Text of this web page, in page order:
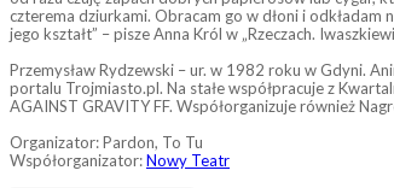
czterema dziurkami. Obracam go w dłoni i odkładam
jego kształt” – pisze Anna Król w „Rzeczach.
Przemysław Rydzewski – ur. w 1982 roku w Gdyni.
portalu Trojmiasto.pl. Na stałe współpracuje z
AGAINST GRAVITY FF. Współorganizuje również
Organizator: Pardon, To Tu
Współorganizator:Nowy Teatr